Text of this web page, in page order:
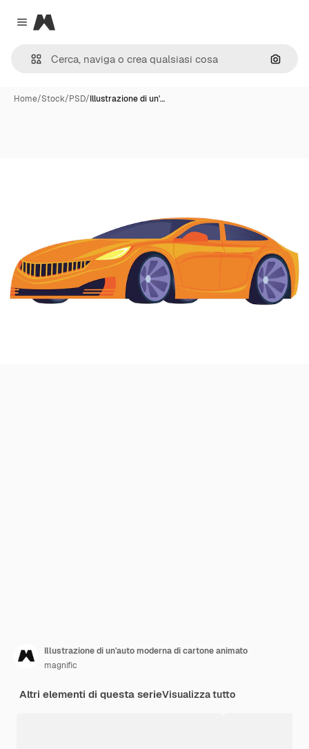
Close menu
Magnific
Cerca
Home/Stock/PSD/Illustrazione di un'…
Illustrazione di un'auto moderna di cartone animato
magnific
Altri elementi di questa serieVisualizza tutto